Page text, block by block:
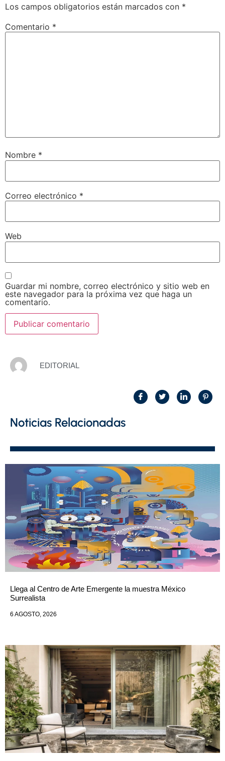
Los campos obligatorios están marcados con *
Comentario *
Nombre *
Correo electrónico *
Web
Guardar mi nombre, correo electrónico y sitio web en
este navegador para la próxima vez que haga un
comentario.
EDITORIAL
Noticias Relacionadas
Llega al Centro de Arte Emergente la muestra México
Surrealista
6 AGOSTO, 2026